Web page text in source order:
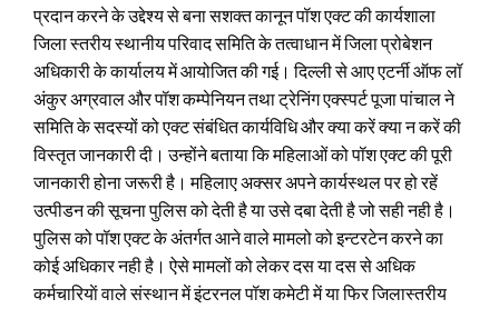
प्रदान करने के उद्देश्य से बना सशक्त कानून पॉश एक्ट की कार्यशाला
जिला स्तरीय स्थानीय परिवाद समिति के तत्वाधान में जिला प्रोबेशन
अधिकारी के कार्यालय में आयोजित की गई। दिल्ली से आए एटर्नी ऑफ लॉ
अंकुर अग्रवाल और पॉश कम्पेनियन तथा ट्रेनिंग एक्स्पर्ट पूजा पांचाल ने
समिति के सदस्यों को एक्ट संबंधित कार्यविधि और क्या करें क्या न करें की
विस्तृत जानकारी दी। उन्होंने बताया कि महिलाओं को पॉश एक्ट की पूरी
जानकारी होना जरूरी है। महिलाए अक्सर अपने कार्यस्थल पर हो रहें
उत्पीडन की सूचना पुलिस को देती है या उसे दबा देती है जो सही नही है।
पुलिस को पॉश एक्ट के अंतर्गत आने वाले मामलो को इन्टरटेन करने का
कोई अधिकार नही है। ऐसे मामलों को लेकर दस या दस से अधिक
कर्मचारियाें वाले संस्थान में इंटरनल पॉश कमेटी में या फिर जिलास्तरीय